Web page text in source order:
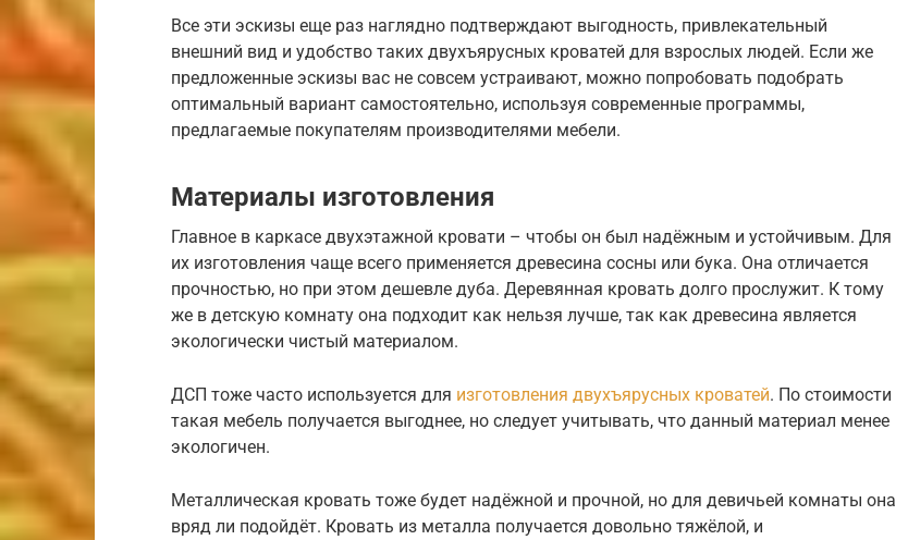
Все эти эскизы еще раз наглядно подтверждают выгодность, привлекательный
внешний вид и удобство таких двухъярусных кроватей для взрослых людей. Если же
предложенные эскизы вас не совсем устраивают, можно попробовать подобрать
оптимальный вариант самостоятельно, используя современные программы,
предлагаемые покупателям производителями мебели.
Материалы изготовления
Главное в каркасе двухэтажной кровати – чтобы он был надёжным и устойчивым. Для
их изготовления чаще всего применяется древесина сосны или бука. Она отличается
прочностью, но при этом дешевле дуба. Деревянная кровать долго прослужит. К тому
же в детскую комнату она подходит как нельзя лучше, так как древесина является
экологически чистый материалом.
ДСП тоже часто используется для изготовления двухъярусных кроватей. По стоимости
такая мебель получается выгоднее, но следует учитывать, что данный материал менее
экологичен.
Металлическая кровать тоже будет надёжной и прочной, но для девичьей комнаты она
вряд ли подойдёт. Кровать из металла получается довольно тяжёлой, и